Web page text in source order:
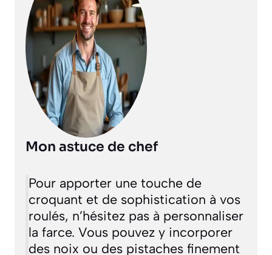
Mon astuce de chef
Pour apporter une touche de
croquant et de sophistication à vos
roulés, n’hésitez pas à personnaliser
la farce. Vous pouvez y incorporer
des noix ou des pistaches finement